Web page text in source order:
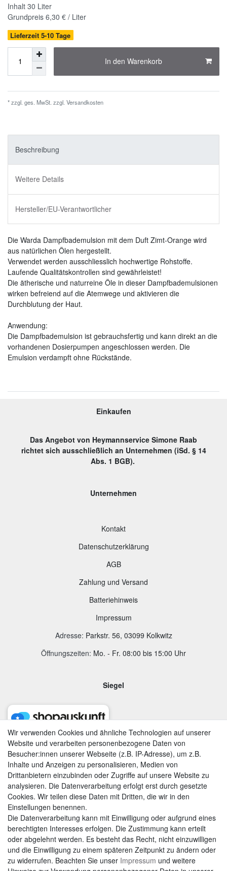
Inhalt 30 Liter
Grundpreis 6,30 € / Liter
Lieferzeit 5-10 Tage
In den Warenkorb
* zzgl. ges. MwSt. zzgl. Versandkosten
Beschreibung
Weitere Details
Hersteller/EU-Verantwortlicher
Die Warda Dampfbademulsion mit dem Duft Zimt-Orange wird
aus natürlichen Ölen hergestellt.
Verwendet werden ausschliesslich hochwertige Rohstoffe.
Laufende Qualitätskontrollen sind gewährleistet!
Die ätherische und naturreine Öle in dieser Dampfbademulsionen
wirken befreiend auf die Atemwege und aktivieren die
Durchblutung der Haut.
Anwendung:
Die Dampfbademulsion ist gebrauchsfertig und kann direkt an die
vorhandenen Dosierpumpen angeschlossen werden. Die
Emulsion verdampft ohne Rückstände.
Einkaufen
Das Angebot von Heymannservice Simone Raab
richtet sich ausschließlich an Unternehmen (iSd. § 14
Abs. 1 BGB).
Unternehmen
Kontakt
Datenschutzerklärung
AGB
Zahlung und Versand
Batteriehinweis
Impressum
Adresse: Parkstr. 56, 03099 Kolkwitz
Öffnungszeiten: Mo. - Fr. 08:00 bis 15:00 Uhr
Siegel
AGB|Widerrufsrecht|Datenschutzerklärung|Impressum
Wir verwenden Cookies und ähnliche Technologien auf unserer
Website und verarbeiten personenbezogene Daten von
Besucher:innen unserer Webseite (z.B. IP-Adresse), um z.B.
Inhalte und Anzeigen zu personalisieren, Medien von
Drittanbietern einzubinden oder Zugriffe auf unsere Website zu
analysieren. Die Datenverarbeitung erfolgt erst durch gesetzte
Cookies. Wir teilen diese Daten mit Dritten, die wir in den
Einstellungen benennen.
Die Datenverarbeitung kann mit Einwilligung oder aufgrund eines
berechtigten Interesses erfolgen. Die Zustimmung kann erteilt
oder abgelehnt werden. Es besteht das Recht, nicht einzuwilligen
und die Einwilligung zu einem späteren Zeitpunkt zu ändern oder
zu widerrufen. Beachten Sie unser Impressum und weitere